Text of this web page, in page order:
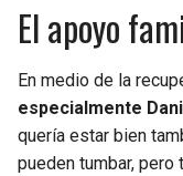
El apoyo
En medio de la
especialmente
quería estar bien
pueden tumbar, pero